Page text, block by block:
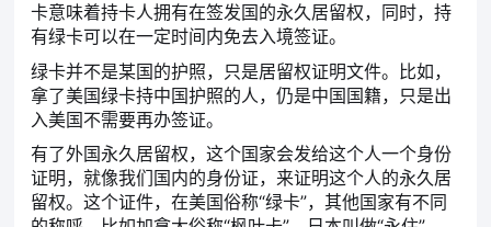
卡意味着持卡人拥有在签发国的永久居留权，同时，持
有绿卡可以在一定时间内免去入境签证。
绿卡并不是某国的护照，只是居留权证明文件。比如，
拿了美国绿卡持中国护照的人，仍是中国国籍，只是出
入美国不需要再办签证。
有了外国永久居留权，这个国家会发给这个人一个身份
证明，就像我们国内的身份证，来证明这个人的永久居
留权。这个证件，在美国俗称“绿卡”，其他国家有不同